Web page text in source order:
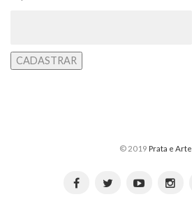
© 2019 Prata e Arte